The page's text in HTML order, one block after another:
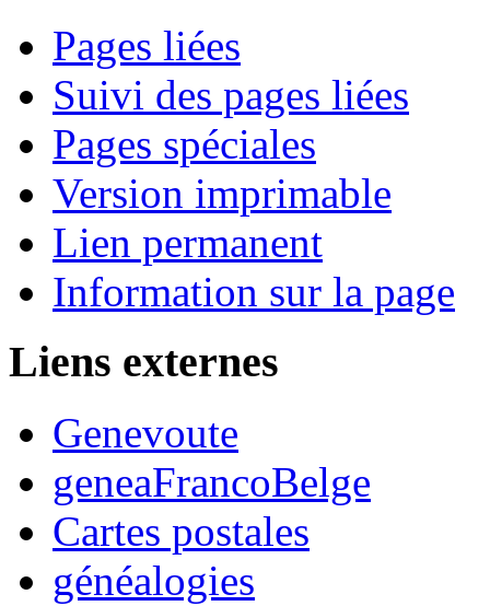
Pages liées
Suivi des pages liées
Pages spéciales
Version imprimable
Lien permanent
Information sur la page
Liens externes
Genevoute
geneaFrancoBelge
Cartes postales
généalogies